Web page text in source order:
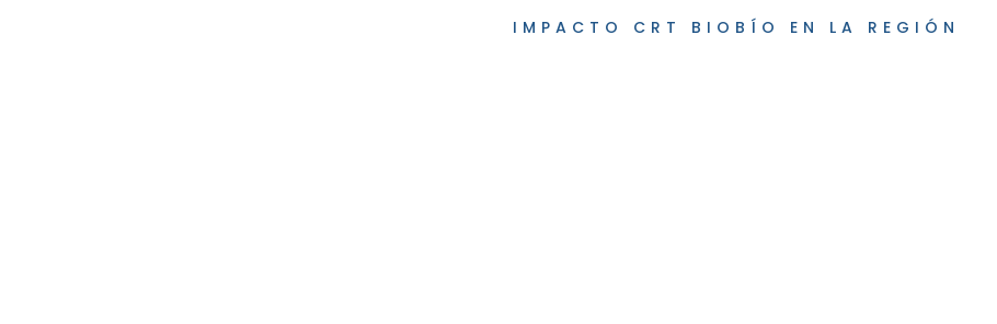
IMPACTO CRT BIOBÍO EN LA REGIÓN